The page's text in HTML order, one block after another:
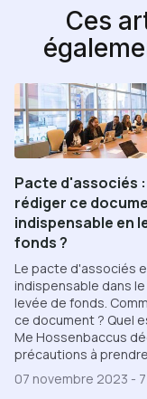
Ces
Pacte d'associés
rédiger ce
indispensable en
fonds ?
Le pacte d'associés
indispensable dans
levée de fonds.
ce document ? Quel
Me Hossenbaccus
précautions à
07 novembre 2023 -